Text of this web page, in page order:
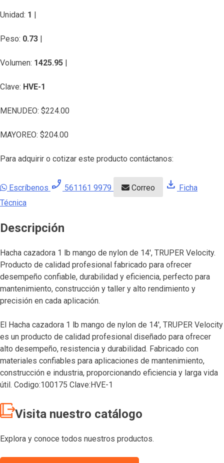
Unidad: 1 |
Peso: 0.73 |
Volumen: 1425.95 |
Clave: HVE-1
MENUDEO: $224.00
MAYOREO: $204.00
Para adquirir o cotizar este producto contáctanos:
Escríbenos phone_enabled 561161 9979 Correo download Ficha
Técnica
Descripción
Hacha cazadora 1 lb mango de nylon de 14′, TRUPER Velocity.
Producto de calidad profesional fabricado para ofrecer
desempeño confiable, durabilidad y eficiencia, perfecto para
mantenimiento, construcción y taller y alto rendimiento y
precisión en cada aplicación.
El Hacha cazadora 1 lb mango de nylon de 14′, TRUPER Velocity
es un producto de calidad profesional diseñado para ofrecer
alto desempeño, resistencia y durabilidad. Fabricado con
materiales confiables para aplicaciones de mantenimiento,
construcción e industria, proporcionando eficiencia y larga vida
útil. Codigo:100175 Clave:HVE-1
Visita nuestro catálogo
Explora y conoce todos nuestros productos.